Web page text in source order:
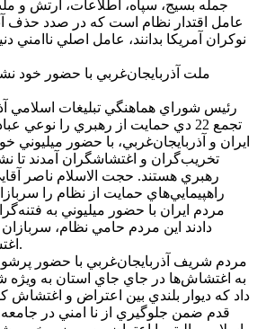
جمله بسيج، سپاه، اطلاعات، ارتش و
عامل اقتدار نظام است که در صدد حذف
نوکران آمريکا بدانند، عامل اصلي ناامني
ملت آذربايجان‌غربي با حضور خود
رئيس شوراي هماهنگي تبليغات اسلامي
تجمع 22 دي حمايت از رهبري را
ايران و آذربايجان‌غربي، با حضور
تخريب‌گران و اغتشاشگران آمدند تا
رهبري هستند. حجت الاسلام ناصر
راهپيمايي‌هاي حمايت از نظام را
مردم ايران با حضور ميليوني به
دادند اين مردم حامي نظام، سربازان
اغتشاشگران و تخريب‌گران.
مردم شريف آذربايجان‌غربي با حضور
به اغتشاش‌ها در جاي جاي استان به ويژه
داد که ديوار بلندي بين اعتراض و اغتشاش
قدم ضمن جلوگيري از نا امني در جامعه